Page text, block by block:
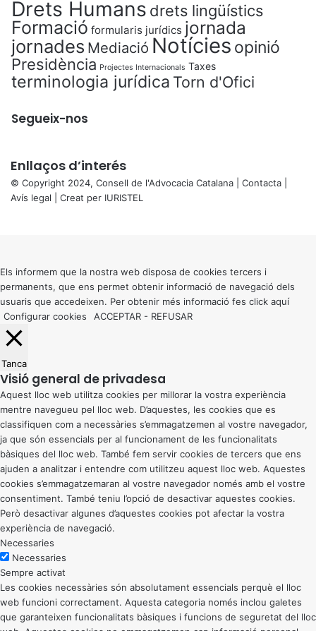
Drets Humans drets lingüístics
Formació formularis jurídics jornada
jornades Mediació Notícies opinió
Presidència Projectes Internacionals Taxes
terminologia jurídica Torn d'Ofici
Segueix-nos
Enllaços d’interés
© Copyright 2024, Consell de l'Advocacia Catalana | Contacta
Avís legal | Creat per IURISTEL
button
Els informem que la nostra web disposa de cookies tercers i
permanents, que ens permet obtenir informació de navegació dels
usuaris que accedeixen. Per obtenir més informació fes click aquí
Configurar cookies
ACCEPTAR - REFUSAR
Tanca
Visió general de privadesa
Aquest lloc web utilitza cookies per millorar la vostra experiència
mentre navegueu pel lloc web. D’aquestes, les cookies que es
classifiquen com a necessàries s’emmagatzemen al vostre navegador,
ja que són essencials per al funcionament de les funcionalitats
bàsiques del lloc web. També fem servir cookies de tercers que ens
ajuden a analitzar i entendre com utilitzeu aquest lloc web. Aquestes
cookies s’emmagatzemaran al vostre navegador només amb el vostre
consentiment. També teniu l’opció de desactivar aquestes cookies.
Però desactivar algunes d’aquestes cookies pot afectar la vostra
experiència de navegació.
Necessaries
Necessaries
Sempre activat
Les cookies necessàries són absolutament essencials perquè el lloc
web funcioni correctament. Aquesta categoria només inclou galetes
que garanteixen funcionalitats bàsiques i funcions de seguretat del lloc